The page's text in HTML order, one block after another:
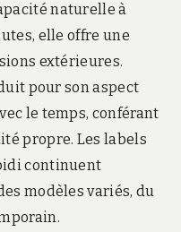
naturelle à
elle offre une
extérieures.
pour son aspect
le temps, conférant
propre. Les labels
continuent
modèles variés, du